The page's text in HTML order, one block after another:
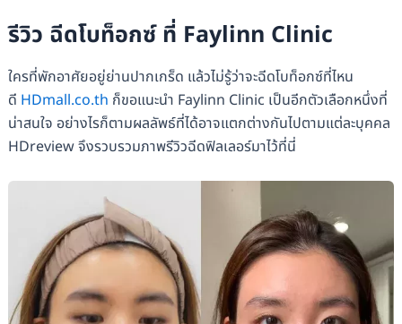
รีวิว ฉีดโบท็อกซ์ ที่ Faylinn Clinic
ใครที่พักอาศัยอยู่ย่านปากเกร็ด แล้วไม่รู้ว่าจะฉีดโบท็อกซ์ที่ไหน
ดี HDmall.co.th ก็ขอแนะนำ Faylinn Clinic เป็นอีกตัวเลือกหนึ่งที่
น่าสนใจ อย่างไรก็ตามผลลัพธ์ที่ได้อาจแตกต่างกันไปตามแต่ละบุคคล
HDreview จึงรวบรวมภาพรีวิวฉีดฟิลเลอร์มาไว้ที่นี่